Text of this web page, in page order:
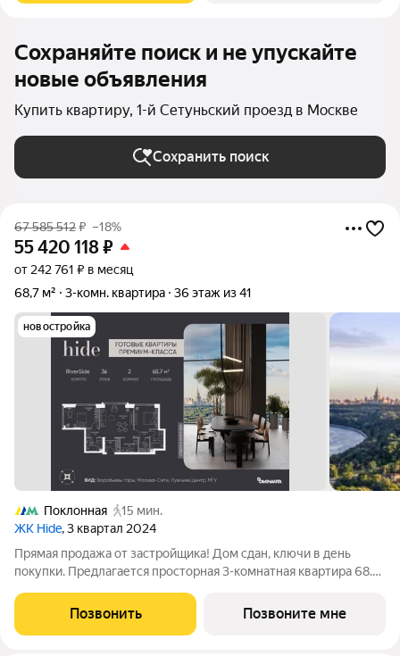
Сохраняйте поиск и не упускайте
новые объявления
Купить квартиру, 1-й Сетуньский проезд в Москве
Сохранить поиск
67 585 512₽ –18%
55 420 118₽
от 242 761 ₽ в месяц
68,7 м²
3-комн. квартира 36 этаж из 41
новостройка
Поклонная
15 мин.
ЖК Hide, 3 квартал 2024
Прямая продажа от застройщика! Дом сдан, ключи в день
покупки. Предлагается просторная 3-комнатная квартира 68.7
небоскребе премиум-класса от Dominanta и MR. ТОП-ВИДЫ
НА 360: Воробьевы горы,
Позвонить Позвоните мне